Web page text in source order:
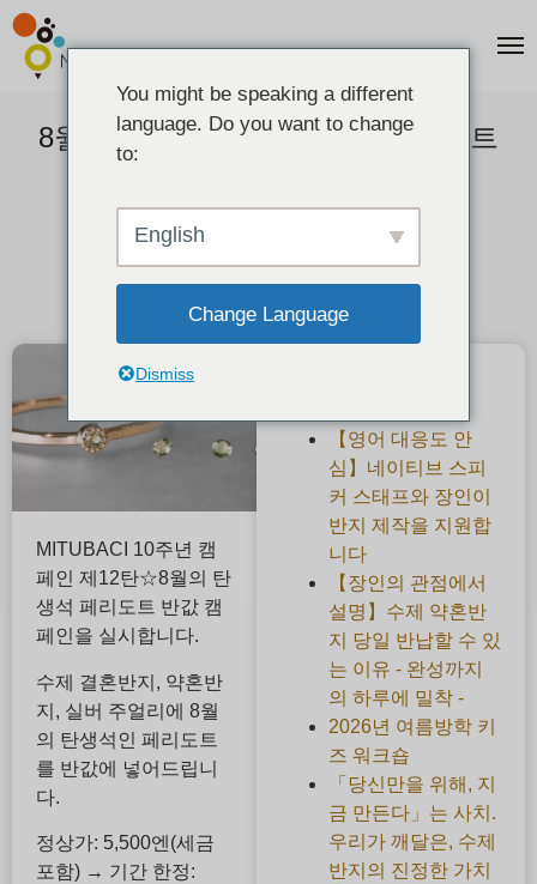
8월의 탄생석, 페리도트 반값 이벤트
MITUBACI 10주년 캠
페인 제12탄☆8월의 탄
생석 페리도트 반값 캠
페인을 실시합니다.
수제 결혼반지, 약혼반
지, 실버 주얼리에 8월
의 탄생석인 페리도트
를 반값에 넣어드립니
다.
정상가: 5,500엔(세금
포함) → 기간 한정:
【영어 대응도 안
심】네이티브 스피
커 스태프와 장인이
반지 제작을 지원합
니다
【장인의 관점에서
설명】수제 약혼반
지 당일 반납할 수 있
는 이유 - 완성까지
의 하루에 밀착 -
2026년 여름방학 키
즈 워크숍
「당신만을 위해, 지
금 만든다」는 사치.
우리가 깨달은, 수제
반지의 진정한 가치
You might be speaking a different
language. Do you want to change
to:
English
Change Language
Dismiss